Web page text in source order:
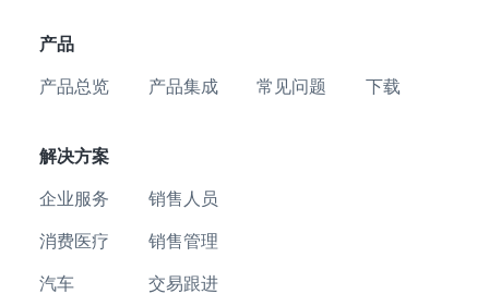
产品
产品总览 产品集成 常见问题 下载
解决方案
企业服务
消费医疗
汽车
销售人员
销售管理
交易跟进